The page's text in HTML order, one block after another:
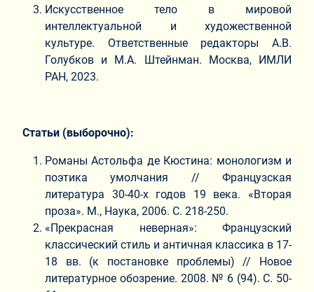
Искусственное тело в мировой
интеллектуальной и художественной
культуре. Ответственные редакторы А.В.
Голубков и М.А. Штейнман. Москва, ИМЛИ
РАН, 2023.
Статьи (выборочно):
Романы Астольфа де Кюстина: монологизм и
поэтика умолчания // Французская
литература 30-40-х годов 19 века. «Вторая
проза». М., Наука, 2006. С. 218-250.
«Прекрасная неверная»: Французский
классический стиль и античная классика в 17-
18 вв. (к постановке проблемы) // Новое
литературное обозрение. 2008. № 6 (94). С. 50-